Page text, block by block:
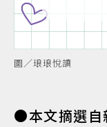
圖／琅琅悅讀
●本文摘選自